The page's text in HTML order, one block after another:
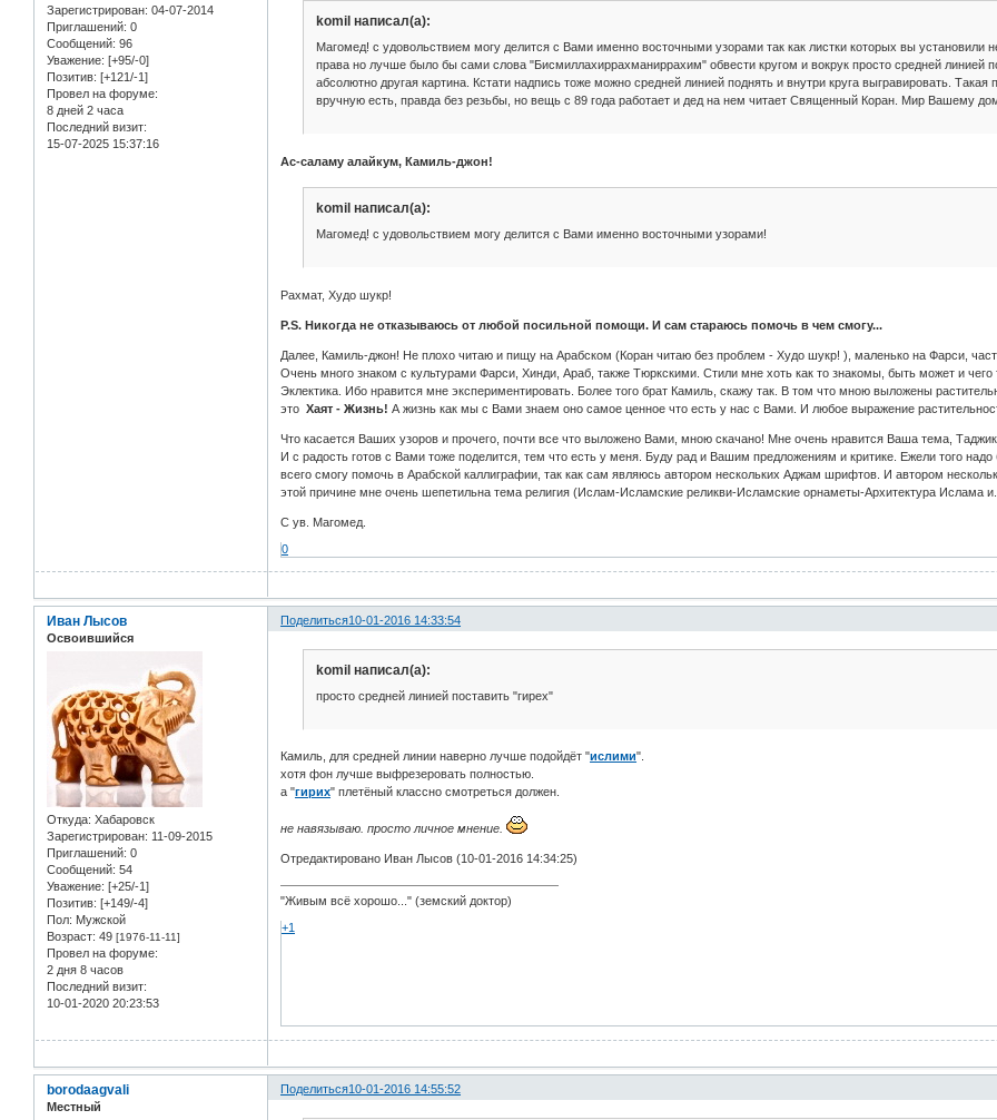
Зарегистрирован: 04-07-2014
Приглашений: 0
Сообщений: 96
Уважение: [+95/-0]
Позитив: [+121/-1]
Провел на форуме:
8 дней 2 часа
Последний визит:
15-07-2025 15:37:16
komil написал(а):
Магомед! с удовольствием могу делится с Вами именно восточными узорами так как листки которых вы
права но лучше было бы сами слова "Бисмиллахиррахманиррахим" обвести кругом и вокрук просто средней линией
абсолютно другая картина. Кстати надпись тоже можно средней линией поднять и внутри круга выгравировать.
вручную есть, правда без резьбы, но вещь с 89 года работает и дед на нем читает Священный Коран. Мир Вашему
Ас-саламу алайкум, Камиль-джон!
komil написал(а):
Магомед! с удовольствием могу делится с Вами именно восточными узорами!
Рахмат, Худо шукр!
P.S. Никогда не отказываюсь от любой посильной помощи. И сам стараюсь помочь в чем смогу...
Далее, Камиль-джон! Не плохо читаю и пищу на Арабском (Коран читаю без проблем - Худо шукр! ), маленько на Фарси,
Очень много знаком с культурами Фарси, Хинди, Араб, также Тюркскими. Стили мне хоть как то знакомы, быть может и
Эклектика. Ибо нравится мне экспериментировать. Более того брат Камиль, скажу так. В том что мною выложены
этоХаят - Жизнь! А жизнь как мы с Вами знаем оно самое ценное что есть у нас с Вами. И любое выражение
Что касается Ваших узоров и прочего, почти все что выложено Вами, мною скачано! Мне очень нравится Ваша тема,
И с радость готов с Вами тоже поделится, тем что есть у меня. Буду рад и Вашим предложениям и критике. Ежели того
всего смогу помочь в Арабской каллиграфии, так как сам являюсь автором нескольких Аджам шрифтов. И автором
этой причине мне очень шепетильна тема религия (Ислам-Исламские реликви-Исламские орнаметы-Архитектура Ислама
С ув. Магомед.
0
Поделиться10-01-2016 14:33:54
Иван Лысов
Освоившийся
Откуда: Хабаровск
Зарегистрирован: 11-09-2015
Приглашений: 0
Сообщений: 54
Уважение: [+25/-1]
Позитив: [+149/-4]
Пол: Мужской
Возраст: 49 [1976-11-11]
Провел на форуме:
2 дня 8 часов
Последний визит:
10-01-2020 20:23:53
komil написал(а):
просто средней линией поставить "гирех"
Камиль, для средней линии наверно лучше подойдёт "ислими".
хотя фон лучше выфрезеровать полностью.
а "гирих" плетёный классно смотреться должен.
не навязываю. просто личное мнение.
Отредактировано Иван Лысов (10-01-2016 14:34:25)
"Живым всё хорошо..." (земский доктор)
+1
Поделиться10-01-2016 14:55:52
borodaagvali
Местный